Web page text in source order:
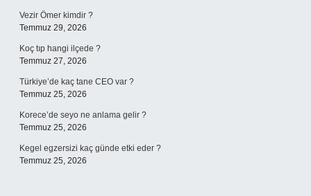
Vezir Ömer kimdir ?
Temmuz 29, 2026
Koç tıp hangi ilçede ?
Temmuz 27, 2026
Türkiye’de kaç tane CEO var ?
Temmuz 25, 2026
Korece’de seyo ne anlama gelir ?
Temmuz 25, 2026
Kegel egzersizi kaç günde etki eder ?
Temmuz 25, 2026